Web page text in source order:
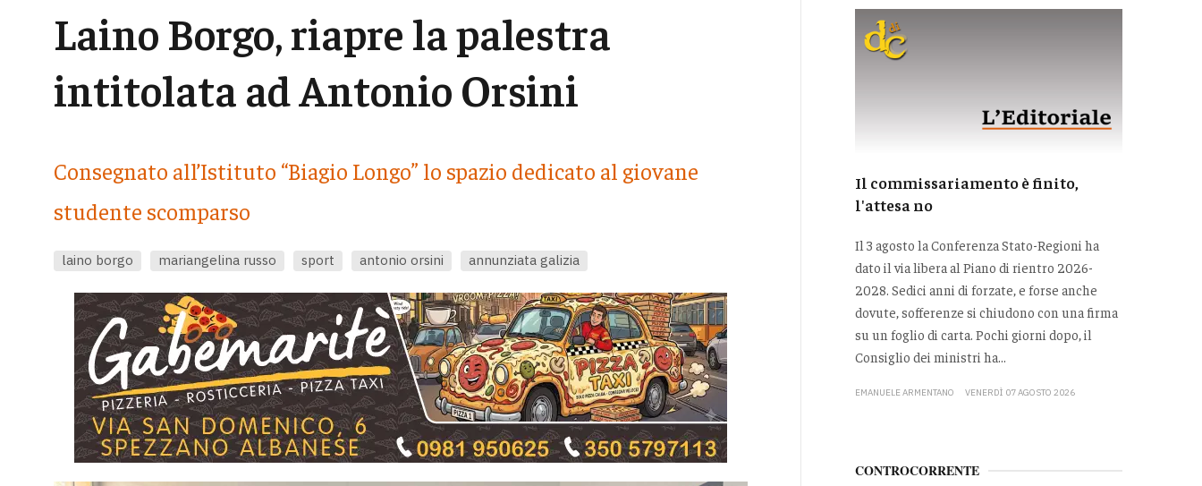
Laino Borgo, riapre la palestra
intitolata ad Antonio Orsini
Consegnato all’Istituto “Biagio Longo” lo spazio dedicato al giovane
studente scomparso
laino borgo mariangelina russo sport antonio orsini annunziata galizia
Il commissariamento è finito,
l'attesa no
Il 3 agosto la Conferenza Stato-Regioni ha
dato il via libera al Piano di rientro 2026-
2028. Sedici anni di forzate, e forse anche
dovute, sofferenze si chiudono con una firma
su un foglio di carta. Pochi giorni dopo, il
Consiglio dei ministri ha...
EMANUELE ARMENTANO VENERDÌ 07 AGOSTO 2026
CONTROCORRENTE